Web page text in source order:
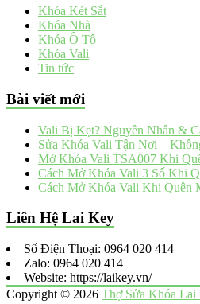
Khóa Két Sắt
Khóa Nhà
Khóa Ô Tô
Khóa Vali
Tin tức
Bài viết mới
Vali Bị Kẹt? Nguyên Nhân &
Sửa Khóa Vali Tận Nơi –
Mở Khóa Vali TSA007 Khi
Cách Mở Khóa Vali 3 Số Khi
Cách Mở Khóa Vali Khi Quên
Liên Hệ Lai Key
Số Điện Thoại: 0964 020 414
Zalo: 0964 020 414
Website: https://laikey.vn/
Copyright © 2026 Thợ Sửa Khóa Lai